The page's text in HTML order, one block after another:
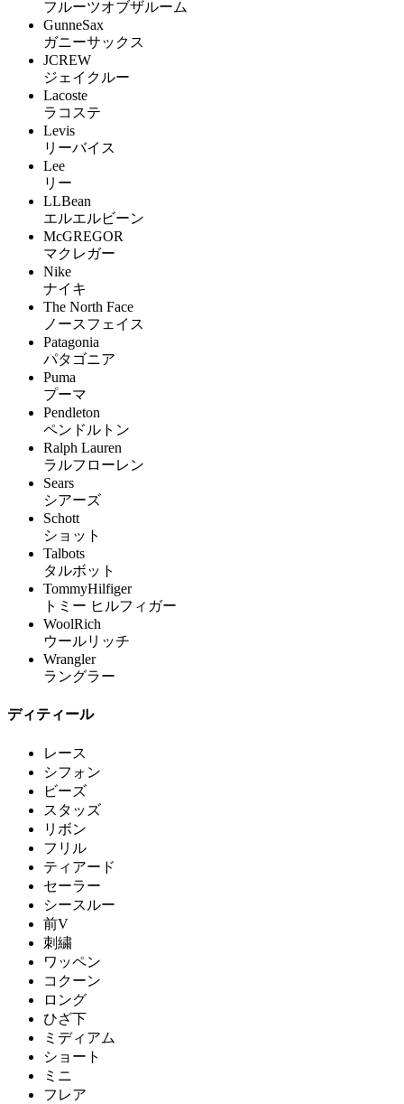
フルーツオブザルーム
GunneSax
ガニーサックス
JCREW
ジェイクルー
Lacoste
ラコステ
Levis
リーバイス
Lee
リー
LLBean
エルエルビーン
McGREGOR
マクレガー
Nike
ナイキ
The North Face
ノースフェイス
Patagonia
パタゴニア
Puma
プーマ
Pendleton
ペンドルトン
Ralph Lauren
ラルフローレン
Sears
シアーズ
Schott
ショット
Talbots
タルボット
TommyHilfiger
トミー ヒルフィガー
WoolRich
ウールリッチ
Wrangler
ラングラー
ディティール
レース
シフォン
ビーズ
スタッズ
リボン
フリル
ティアード
セーラー
シースルー
前V
刺繍
ワッペン
コクーン
ロング
ひざ下
ミディアム
ショート
ミニ
フレア